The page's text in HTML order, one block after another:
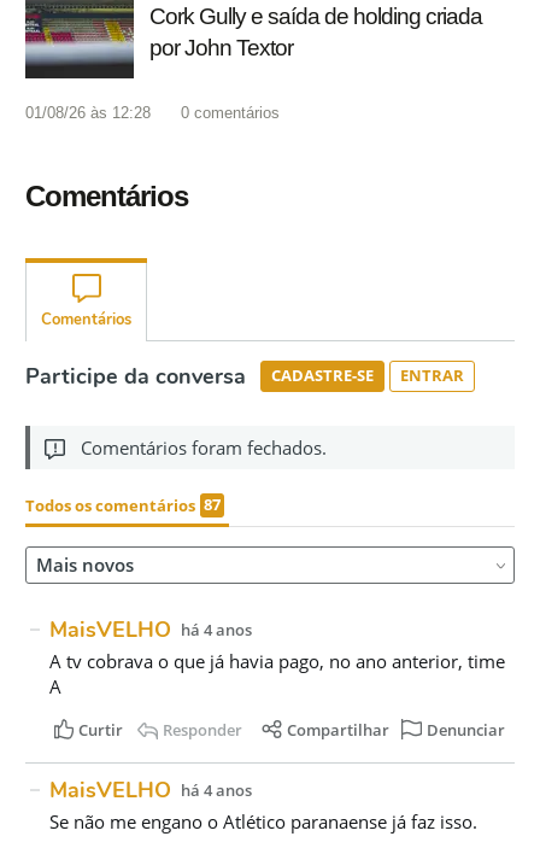
Cork Gully e saída de holding criada
por John Textor
01/08/26 às 12:28 0 comentários
Comentários